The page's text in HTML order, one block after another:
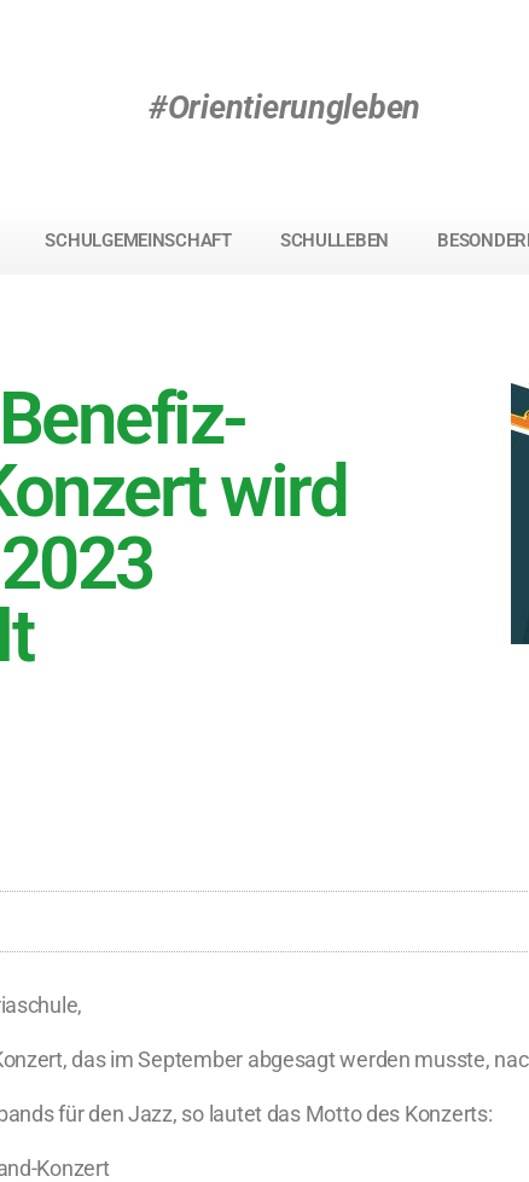
#Orientierungleben
SCHULGEMEINSCHAFT SCHULLEBEN
wird
das im September abgesagt werden musste,
für den Jazz, so lautet das Motto des Konzerts:
Konzert